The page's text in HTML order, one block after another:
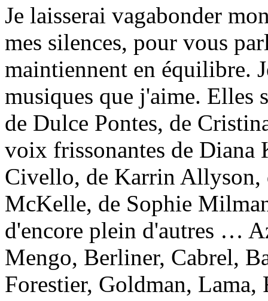
Je laisserai vagabonder
mes silences, pour vous
maintiennent en équilibre.
musiques que j'aime. Elles
de Dulce Pontes, de
voix frissonantes de Diana
Civello, de Karrin Allyson,
McKelle, de Sophie
d'encore plein d'autres …
Mengo, Berliner, Cabrel,
Forestier, Goldman, Lama,